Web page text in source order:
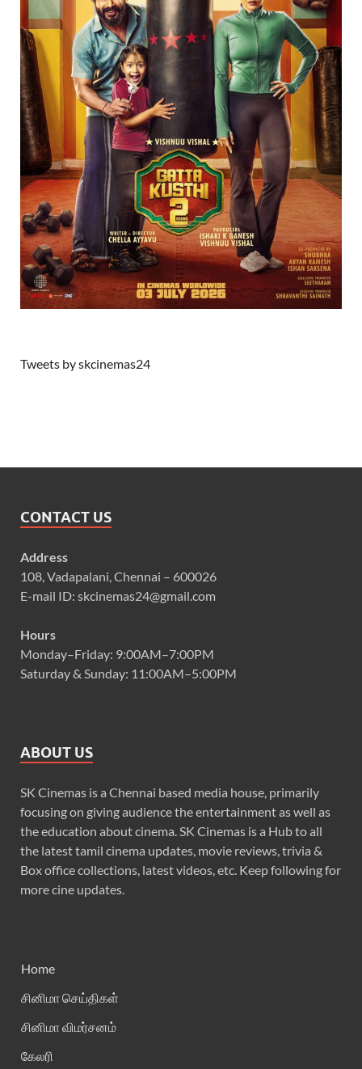
Tweets by skcinemas24
CONTACT US
Address
108, Vadapalani, Chennai – 600026
E-mail ID: skcinemas24@gmail.com
Hours
Monday–Friday: 9:00AM–7:00PM
Saturday & Sunday: 11:00AM–5:00PM
ABOUT US
SK Cinemas is a Chennai based media house, primarily
focusing on giving audience the entertainment as well as
the education about cinema. SK Cinemas is a Hub to all
the latest tamil cinema updates, movie reviews, trivia &
Box office collections, latest videos, etc. Keep following for
more cine updates.
Home
சினிமா செய்திகள்
சினிமா விமர்சனம்
கேலரி